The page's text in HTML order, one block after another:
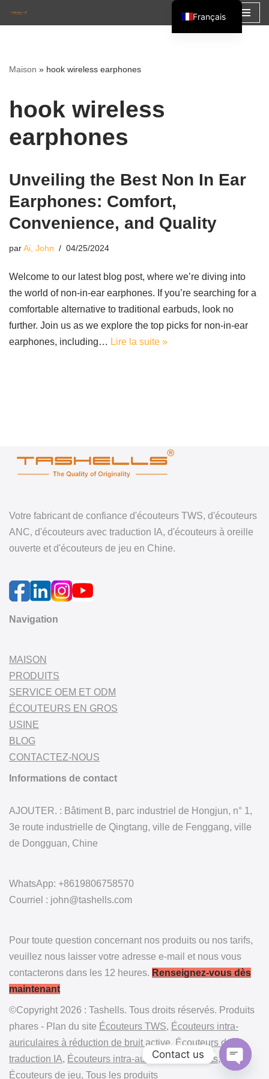
contenu
Maison » hook wireless earphones
hook wireless
earphones
Unveiling the Best Non In Ear
Earphones: Comfort,
Convenience, and Quality
parAi, John 04/25/2024
Welcome to our latest blog post, where we’re diving into
the world of non-in-ear earphones. If you’re searching for a
comfortable alternative to traditional earbuds, look no
further. Join us as we explore the top picks for non-in-ear
earphones, including… Lire la suite »
Votre fabricant de confiance d'écouteurs TWS, d'écouteurs
ANC, d'écouteurs avec traduction IA, d'écouteurs à oreille
ouverte et d'écouteurs de jeu en Chine.
Navigation
MAISON
PRODUITS
SERVICE OEM ET ODM
ÉCOUTEURS EN GROS
USINE
BLOG
CONTACTEZ-NOUS
Informations de contact
AJOUTER. : Bâtiment B, parc industriel de Hongjun, n° 1,
3e route industrielle de Qingtang, ville de Fenggang, ville
de Dongguan, Chine
WhatsApp: +8619806758570
Courriel : john@tashells.com
Pour toute question concernant nos produits ou nos tarifs,
veuillez nous laisser votre adresse e-mail et nous vous
contacterons dans les 12 heures. Renseignez-vous dès
maintenant
©Copyright 2026 : Tashells. Tous droits réservés. Produits
phares - Plan du site Écouteurs TWS, Écouteurs intra-
auriculaires à réduction de bruit active, Écouteurs de
traduction IA, Écouteurs intra-auriculaires ouverts,
Écouteurs de jeu, Tous les produits
Français
English
Contact us